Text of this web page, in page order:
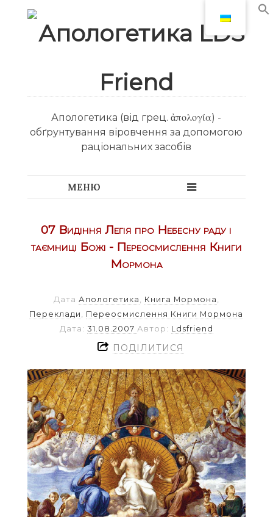
Апологетика (від грец. ἀπολογία) -
обґрунтування віровчення за допомогою
раціональних засобів
07 Видіння Легія про Небесну раду і
таємниці Божі - Переосмислення Книги
Мормона
Дата Апологетика , Книга Мормона ,
Переклади , Переосмислення Книги Мормона
Дата: 31.08.2007 Автор: Ldsfriend
ПОДІЛИТИСЯ